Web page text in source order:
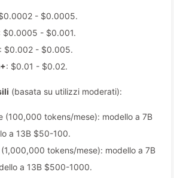
- $0.0005.
$0.0005 - $0.001.
: $0.002 - $0.005.
: $0.01 - $0.02.
(basata su utilizzi moderati):
(100,000 tokens/mese): modello a 7B
a 13B $50-100.
tokens/mese): modello a 7B
a 13B $500-1000.